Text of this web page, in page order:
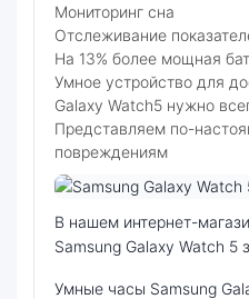
Мониторинг сна
Отслеживание
На 13% более мощная
Умное устройство для
Galaxy Watch5 нужно
Представляем по-
повреждениям
В нашем интернет-магазине вы можете купить оригинальные умные часы Samsung Galaxy Watch 5 40мм LTE Graphite (Графитовый серый) по выгодной цене. Стоимость умных часов
Samsung Galaxy Watch 5
умные часы Samsung Galaxy Watch 5 40мм LTE Graphite (Графитовый серый) — удачное сочетание цены, производительности и дизайна. Модель доступна в разных конфигурациях и